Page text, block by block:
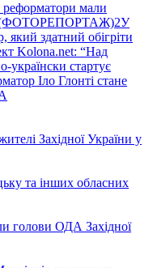
мали
(ФОТОРЕПОРТАЖ)2У
здатний обігріти
Kolona.net: “Над
стартує
Іло Глонті стане
Західної України у
та інших обласних
голови ОДА Західної